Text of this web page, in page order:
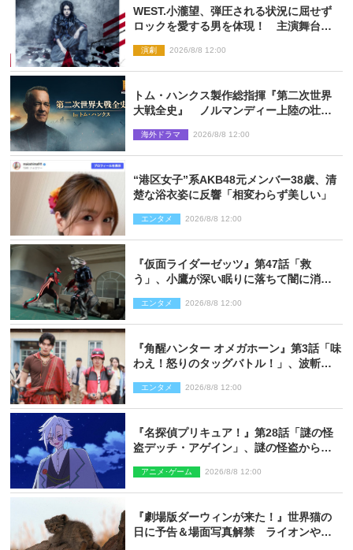
WEST.小瀧望、弾圧される状況に屈せず
ロックを愛する男を体現！ 主演舞台
演劇 2026/8/8 12:00
トム・ハンクス製作総指揮『第二次世界
大戦全史』 ノルマンディー上陸の壮絶
海外ドラマ 2026/8/8 12:00
“港区女子”系AKB48元メンバー38歳、清
楚な浴衣姿に反響「相変わらず美しい」
エンタメ 2026/8/8 12:00
『仮面ライダーゼッツ』第47話「救
う」、小鷹が深い眠りに落ちて闇に消え
エンタメ 2026/8/8 12:00
『角醒ハンター オメガホーン』第3話「味
わえ！怒りのタッグバトル！」、波斬の
エンタメ 2026/8/8 12:00
『名探偵プリキュア！』第28話「謎の怪
盗デッチ・アゲイン」、謎の怪盗から不
アニメ･ゲーム 2026/8/8 12:00
『劇場版ダーウィンが来た！』世界猫の
日に予告＆場面写真解禁 ライオンやマ